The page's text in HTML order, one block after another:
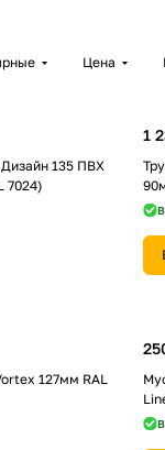
Цена
135 ПВХ
7024)
1
127мм RAL